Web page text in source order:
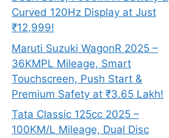
Curved 120Hz Display at Just
₹12,999!
Maruti Suzuki WagonR 2025 –
36KMPL Mileage, Smart
Touchscreen, Push Start &
Premium Safety at ₹3.65 Lakh!
Tata Classic 125cc 2025 –
100KM/L Mileage, Dual Disc